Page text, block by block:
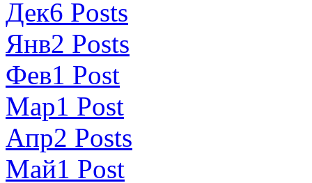
Дек6 Posts
Янв2 Posts
Фев1 Post
Мар1 Post
Апр2 Posts
Май1 Post